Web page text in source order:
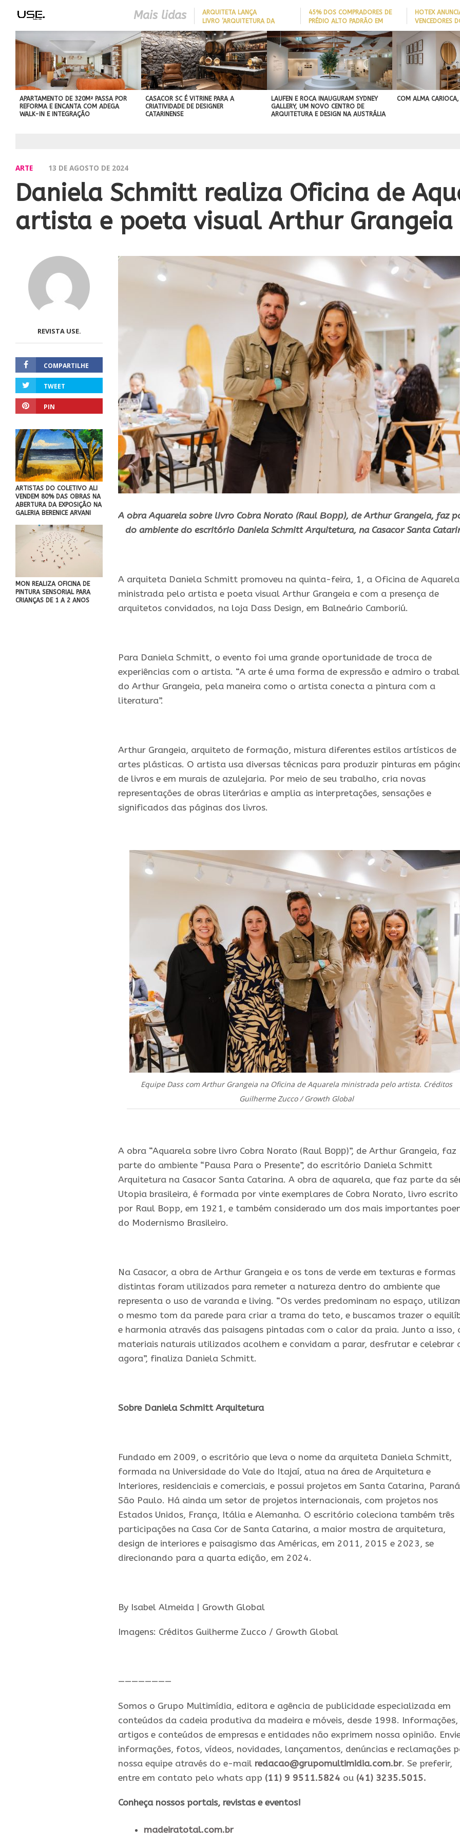
Mais lidas
ARQUITETA LANÇA
LIVRO ‘ARQUITETURA DA
LONGEVIDADE’ PARA AJUDAR A
REDUZIR QUEDAS DE IDOSOS
EM CASA E ADAPTAR LARES
SEM REFORMAS
45% DOS COMPRADORES DE
PRÉDIO ALTO PADRÃO EM
ITAJAÍ TÊM
EMBARCAÇÃO; DADO REVELA
PERFIL DO NOVO MILIONÁRIO
BRASILEIRO
HOTEX
VENCEDORES
MAIORES
HOTELARIA
BEST IN SHOW
ABIMAD’42 DESTACA O DESIGN
BRASILEIRO E REFORÇA SUA PROJEÇÃO
NO MERCADO INTERNACIONAL
APARTAMENTO DE 320M² PASSA POR
REFORMA E ENCANTA COM ADEGA
WALK-IN E INTEGRAÇÃO
CASACOR SC É VITRINE PARA A
CRIATIVIDADE DE DESIGNER
CATARINENSE
LAUFEN E ROCA INAUGURAM SYDNEY
GALLERY, UM NOVO CENTRO DE
ARQUITETURA E DESIGN NA AUSTRÁLIA
COM ALMA
ARTE 13 DE AGOSTO DE 2024
Daniela Schmitt realiza Oficina de
artista e poeta visual Arthur Grangeia
REVISTA USE.
COMPARTILHE
TWEET
PIN
ARTISTAS DO COLETIVO ALI
VENDEM 80% DAS OBRAS NA
ABERTURA DA EXPOSIÇÃO NA
GALERIA BERENICE ARVANI
MON REALIZA OFICINA DE
PINTURA SENSORIAL PARA
CRIANÇAS DE 1 A 2 ANOS
A obra Aquarela sobre livro Cobra Norato (Raul Ворр), de Arthur Grangeia, faz
do ambiente do escritório Daniela Schmitt Arquitetura, na Casacor Santa
A arquiteta Daniela Schmitt promoveu na quinta-feira, 1, a Oficina de
ministrada pelo artista e poeta visual Arthur Grangeia e com a presença de
arquitetos convidados, na loja Dass Design, em Balneário Camboriú.
Para Daniela Schmitt, o evento foi uma grande oportunidade de troca de
experiências com o artista. “A arte é uma forma de expressão e admiro o
do Arthur Grangeia, pela maneira como o artista conecta a pintura com a
literatura”.
Arthur Grangeia, arquiteto de formação, mistura diferentes estilos artísticos de
artes plásticas. O artista usa diversas técnicas para produzir pinturas em
de livros e em murais de azulejaria. Por meio de seu trabalho, cria novas
representações de obras literárias e amplia as interpretações, sensações e
significados das páginas dos livros.
Equipe Dass com Arthur Grangeia na Oficina de Aquarela ministrada pelo artista. Créditos
Guilherme Zucco / Growth Global
A obra “Aquarela sobre livro Cobra Norato (Raul Ворр)”, de Arthur Grangeia, faz
parte do ambiente “Pausa Para o Presente”, do escritório Daniela Schmitt
Arquitetura na Casacor Santa Catarina. A obra de aquarela, que faz parte da
Utopia brasileira, é formada por vinte exemplares de Cobra Norato, livro escrito
por Raul Bopp, em 1921, e também considerado um dos mais importantes
do Modernismo Brasileiro.
Na Casacor, a obra de Arthur Grangeia e os tons de verde em texturas e formas
distintas foram utilizados para remeter a natureza dentro do ambiente que
representa o uso de varanda e living. “Os verdes predominam no espaço,
o mesmo tom da parede para criar a trama do teto, e buscamos trazer o
e harmonia através das paisagens pintadas com o calor da praia. Junto a isso,
materiais naturais utilizados acolhem e convidam a parar, desfrutar e celebrar
agora”, finaliza Daniela Schmitt.
Sobre Daniela Schmitt Arquitetura
Fundado em 2009, o escritório que leva o nome da arquiteta Daniela Schmitt,
formada na Universidade do Vale do Itajaí, atua na área de Arquitetura e
Interiores, residenciais e comerciais, e possui projetos em Santa Catarina,
São Paulo. Há ainda um setor de projetos internacionais, com projetos nos
Estados Unidos, França, Itália e Alemanha. O escritório coleciona também três
participações na Casa Cor de Santa Catarina, a maior mostra de arquitetura,
design de interiores e paisagismo das Américas, em 2011, 2015 e 2023, se
direcionando para a quarta edição, em 2024.
By Isabel Almeida | Growth Global
Imagens: Créditos Guilherme Zucco / Growth Global
————————
Somos o Grupo Multimídia, editora e agência de publicidade especializada em
conteúdos da cadeia produtiva da madeira e móveis, desde 1998. Informações,
artigos e conteúdos de empresas e entidades não exprimem nossa opinião.
informações, fotos, vídeos, novidades, lançamentos, denúncias e reclamações
nossa equipe através do e-mail redacao@grupomultimidia.com.br. Se preferir,
entre em contato pelo whats app (11) 9 9511.5824 ou (41) 3235.5015.
​Conheça nossos ​portais, revistas e eventos​!
madeiratotal.com.br